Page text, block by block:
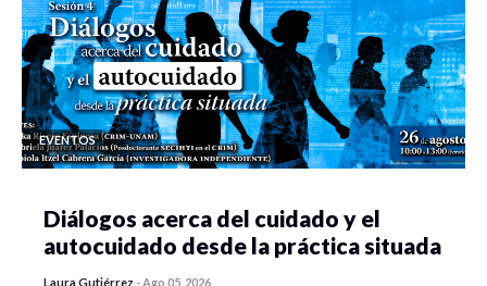
EVENTOS
Diálogos acerca del cuidado y el
autocuidado desde la práctica situada
Laura Gutiérrez -Ago 05, 2026